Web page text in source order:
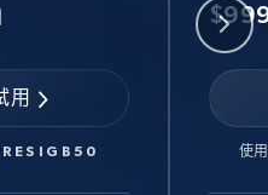
用
RESIGB50 使